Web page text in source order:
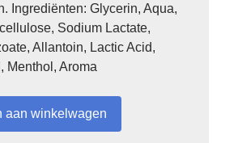
Ingrediënten: Glycerin, Aqua,
Sodium Lactate,
Allantoin, Lactic Acid,
Menthol, Aroma